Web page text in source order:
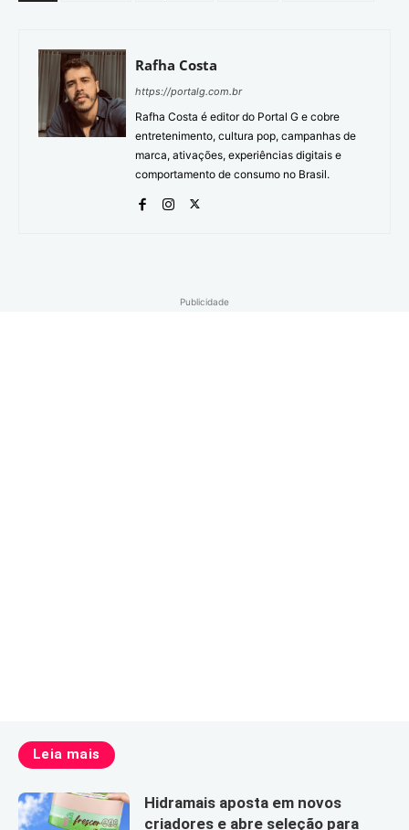
Rafha Costa
https://portalg.com.br
Rafha Costa é editor do Portal G e cobre
entretenimento, cultura pop, campanhas de
marca, ativações, experiências digitais e
comportamento de consumo no Brasil.
Publicidade
Leia mais
Hidramais aposta em novos
criadores e abre seleção para